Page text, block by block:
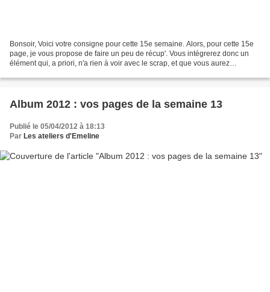
Bonsoir, Voici votre consigne pour cette 15e semaine. Alors, pour cette 15e
page, je vous propose de faire un peu de récup'. Vous intégrerez donc un
élément qui, a priori, n'a rien à voir avec le scrap, et que vous aurez
Album 2012 : vos pages de la semaine 13
Publié le 05/04/2012 à 18:13
Par Les ateliers d'Emeline